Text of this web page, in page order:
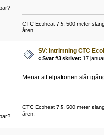
CTC Ecoheat 7,5, 500 meter
åren.
SV: Intrimning CTC
« Svar #3 skrivet: 17
Menar att elpatronen slår
CTC Ecoheat 7,5, 500 meter
åren.